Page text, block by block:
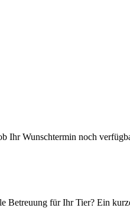
Ihr Wunschtermin noch
Betreuung für Ihr Tier? Ein